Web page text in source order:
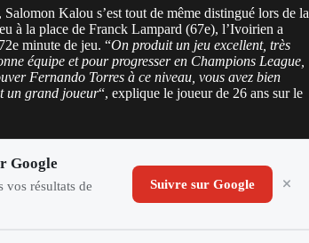
Kalou s’est tout de même distingué lors de la
à la place de Franck Lampard (67e), l’Ivoirien a
minute de jeu. “On produit un jeu excellent, très
équipe et pour progresser en Champions League,
Fernando Torres à ce niveau, vous avez bien
un grand joueur“, explique le joueur de 26 ans sur le
Google
vos résultats de
Suivre sur Google